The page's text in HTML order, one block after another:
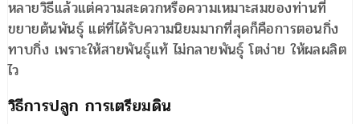
หลายวิธีแล้วแต่ความสะดวกหรือความเหมาะสมของท่านที่
ขยายต้นพันธุ์ แต่ที่ได้รับความนิยมมากที่สุดก็คือการตอนกิ่ง
ทาบกิ่ง เพราะให้สายพันธุ์แท้ ไม่กลายพันธุ์ โตง่าย ให้ผลผลิต
ไว
วิธีการปลูก การเตรียมดิน